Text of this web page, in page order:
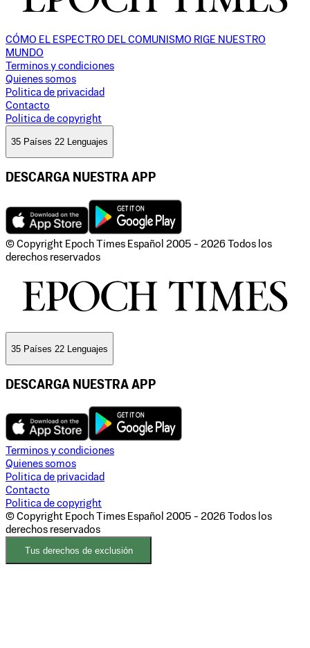
CÓMO EL ESPECTRO DEL COMUNISMO RIGE NUESTRO
MUNDO
Terminos y condiciones
Quienes somos
Politica de privacidad
Contacto
Politica de copyright
35 Países 22 Lenguajes
DESCARGA NUESTRA APP
© Copyright Epoch Times Español 2005 - 2026 Todos los
derechos reservados
35 Países 22 Lenguajes
DESCARGA NUESTRA APP
Terminos y condiciones
Quienes somos
Politica de privacidad
Contacto
Politica de copyright
© Copyright Epoch Times Español 2005 - 2026 Todos los
derechos reservados
Tus derechos de exclusión